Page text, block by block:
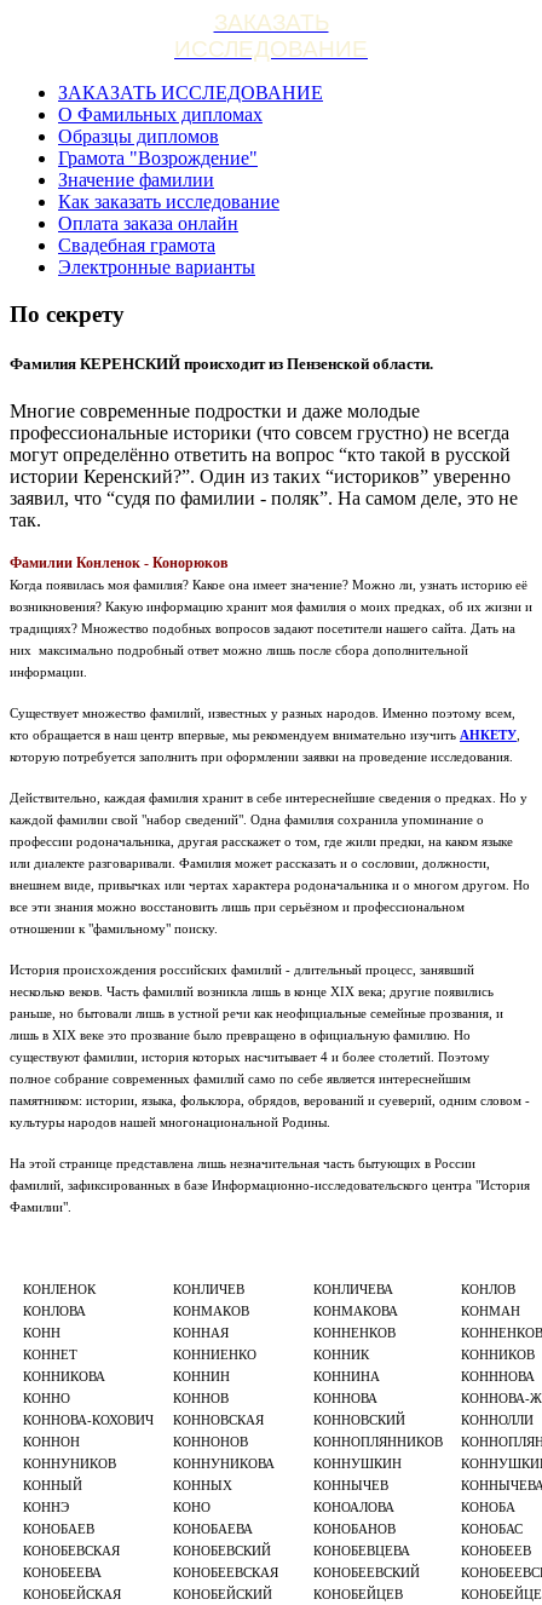
ЗАКАЗАТЬ
ИССЛЕДОВАНИЕ
ЗАКАЗАТЬ ИССЛЕДОВАНИЕ
О Фамильных дипломах
Образцы дипломов
Грамота "Возрождение"
Значение фамилии
Как заказать исследование
Оплата заказа онлайн
Свадебная грамота
Электронные варианты
По секрету
Фамилия КЕРЕНСКИЙ происходит из Пензенской области.
Многие современные подростки и даже молодые
профессиональные историки (что совсем грустно) не всегда
могут определённо ответить на вопрос “кто такой в русской
истории Керенский?”. Один из таких “историков” уверенно
заявил, что “судя по фамилии - поляк”. На самом деле, это не
так.
Фамилии Конленок - Конорюков
Когда появилась моя фамилия? Какое она имеет значение? Можно ли, узнать историю её
возникновения? Какую информацию хранит моя фамилия о моих предках, об их жизни и
традициях? Множество подобных вопросов задают посетители нашего сайта. Дать на
них максимально подробный ответ можно лишь после сбора дополнительной
информации.
Существует множество фамилий, известных у разных народов. Именно поэтому всем,
кто обращается в наш центр впервые, мы рекомендуем внимательно изучить АНКЕТУ
которую потребуется заполнить при оформлении заявки на проведение исследования.
Действительно, каждая фамилия хранит в себе интереснейшие сведения о предках. Но у
каждой фамилии свой "набор сведений". Одна фамилия сохранила упоминание о
профессии родоначальника, другая расскажет о том, где жили предки, на каком языке
или диалекте разговаривали. Фамилия может рассказать и о сословии, должности,
внешнем виде, привычках или чертах характера родоначальника и о многом другом. Но
все эти знания можно восстановить лишь при серьёзном и профессиональном
отношении к "фамильному" поиску.
История происхождения российских фамилий - длительный процесс, занявший
несколько веков. Часть фамилий возникла лишь в конце XIX века; другие появились
раньше, но бытовали лишь в устной речи как неофициальные семейные прозвания, и
лишь в XIX веке это прозвание было превращено в официальную фамилию. Но
существуют фамилии, история которых насчитывает 4 и более столетий. Поэтому
полное собрание современных фамилий само по себе является интереснейшим
памятником: истории, языка, фольклора, обрядов, верований и суеверий, одним словом -
культуры народов нашей многонациональной Родины.
На этой странице представлена лишь незначительная часть бытующих в России
фамилий, зафиксированных в базе Информационно-исследовательского центра "История
Фамилии".
КОНЛЕНОК КОНЛИЧЕВ КОНЛИЧЕВА
КОНЛОВ
КОНЛОВА
КОНМАКОВ КОНМАКОВА
КОНМАН
КОНН
КОННАЯ КОННЕНКОВ
КОННЕТ
КОННИЕНКО КОННИК
КОННИКОВ
КОННИКОВА
КОННИН КОННИНА
КОНННОВА
КОННО
КОННОВ КОННОВА
КОННОВА-
КОННОВА-КОХОВИЧ
КОННОВСКАЯ КОННОВСКИЙ
КОННОЛЛИ
КОННОН
КОННОНОВ КОННОПЛЯННИКОВ
КОННУНИКОВ
КОННУНИКОВА КОННУШКИН
КОННЫЙ
КОННЫХ КОННЫЧЕВ
КОННЭ
КОНО КОНОАЛОВА
КОНОБА
КОНОБАЕВ
КОНОБАЕВА КОНОБАНОВ
КОНОБАС
КОНОБЕВСКАЯ
КОНОБЕВСКИЙ КОНОБЕВЦЕВА
КОНОБЕЕВ
КОНОБЕЕВА
КОНОБЕЕВСКАЯ КОНОБЕЕВСКИЙ
КОНОБЕЙСКАЯ
КОНОБЕЙСКИЙ КОНОБЕЙЦЕВ